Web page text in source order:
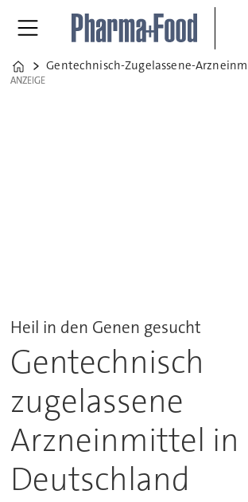
Home
Gentechnisch-Zugelassene-
ANZEIGE
ANZEIGE
Heil in den Genen gesucht
Gentechnisch
zugelassene
Arzneinmittel in
Deutschland